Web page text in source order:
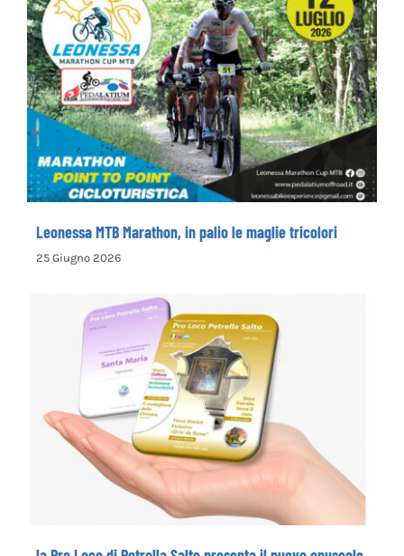
Leonessa MTB Marathon, in palio le maglie
tricolori
Leonessa MTB Marathon, in palio le maglie tricolori
25 Giugno 2026
la Pro Loco di Petrella Salto presenta il
nuovo opuscolo dedicato alla
valorizzazione del territorio